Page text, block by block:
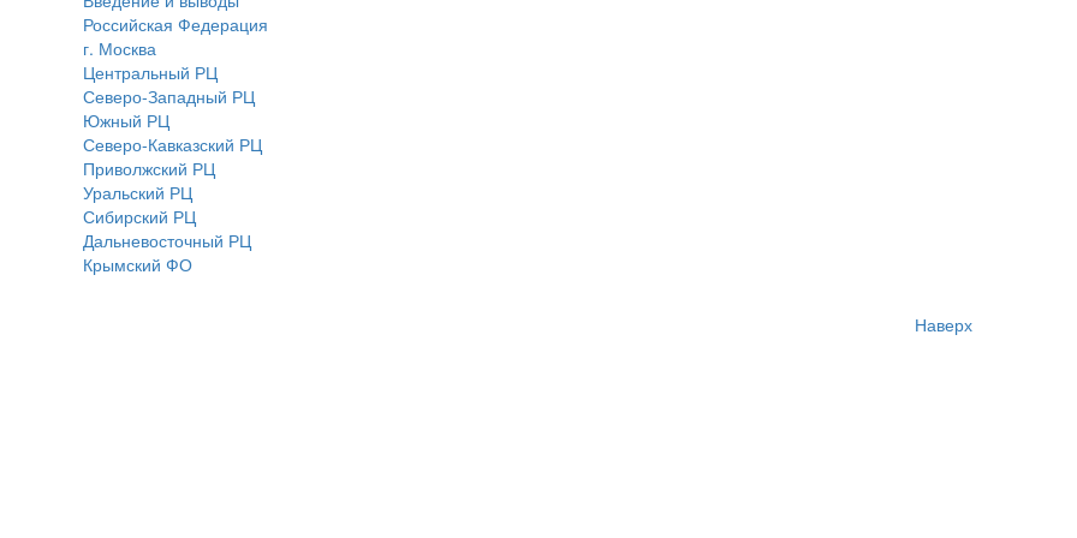
Российская Федерация
г. Москва
Центральный РЦ
Северо-Западный РЦ
Южный РЦ
Северо-Кавказский РЦ
Приволжский РЦ
Уральский РЦ
Сибирский РЦ
Дальневосточный РЦ
Крымский ФО
Наверх